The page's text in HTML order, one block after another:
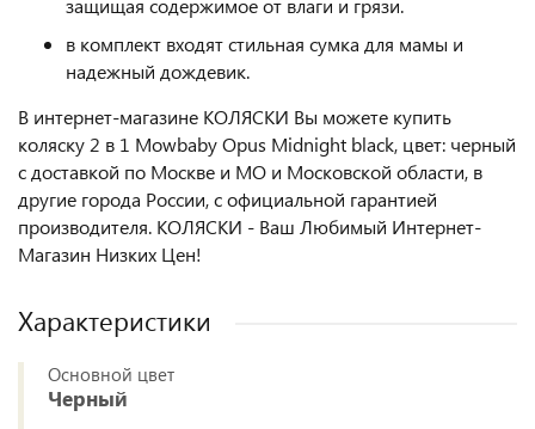
защищая содержимое от влаги и грязи.
в комплект входят стильная сумка для мамы и
надежный дождевик.
В интернет-магазине КОЛЯСКИ Вы можете купить
коляску 2 в 1 Mowbaby Opus Midnight black, цвет: черный
с доставкой по Москве и МО и Московской области, в
другие города России, с официальной гарантией
производителя. КОЛЯСКИ - Ваш Любимый Интернет-
Магазин Низких Цен!
Характеристики
Основной цвет
Черный